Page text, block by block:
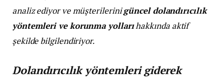
analiz ediyor ve müşterilerinigüncel dolandırıcılık
yöntemleri ve korunma yollarıhakkında aktif
şekilde bilgilendiriyor.
Dolandırıcılık yöntemleri giderek